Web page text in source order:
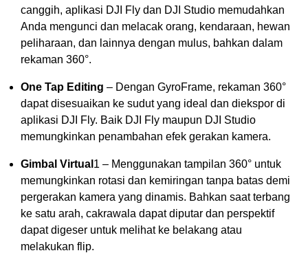
canggih, aplikasi DJI Fly dan DJI Studio memudahkan
Anda mengunci dan melacak orang, kendaraan, hewan
peliharaan, dan lainnya dengan mulus, bahkan dalam
rekaman 360°.
One Tap Editing – Dengan GyroFrame, rekaman 360°
dapat disesuaikan ke sudut yang ideal dan diekspor di
aplikasi DJI Fly. Baik DJI Fly maupun DJI Studio
memungkinkan penambahan efek gerakan kamera.
Gimbal Virtual 1 – Menggunakan tampilan 360° untuk
memungkinkan rotasi dan kemiringan tanpa batas demi
pergerakan kamera yang dinamis. Bahkan saat terbang
ke satu arah, cakrawala dapat diputar dan perspektif
dapat digeser untuk melihat ke belakang atau
melakukan flip.